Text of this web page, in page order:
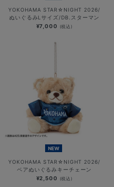
YOKOHAMA STAR☆NIGHT 2026/
ぬいぐるみLサイズ/DB.スターマン
¥7,000 (税込)
NEW
YOKOHAMA STAR☆NIGHT 2026/
ベアぬいぐるみキーチェーン
¥2,500 (税込)